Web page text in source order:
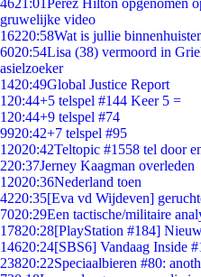
4621:01Perez Hilton opgenomen
gruwelijke video
16220:58Wat is jullie
6020:54Lisa (38) vermoord in
asielzoeker
1420:49Global Justice Report
1 20:44+5 telspel #144 Keer 5 =
1 20:44+9 telspel #74
9920:42+7 telspel #95
12020:42Teltopic #1558 tel door
220:37Jerney Kaagman overleden
12020:36Nederland toen
4220:35[Eva vd Wijdeven]
7020:29Een tactische/militaire
17820:28[PlayStation #184]
14620:24[SBS6] Vandaag Inside
23820:22Speciaalbieren #80: